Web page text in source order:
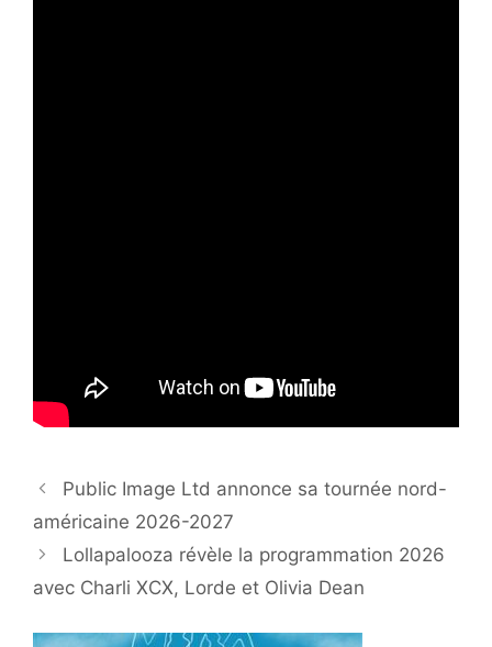
Public Image Ltd annonce sa tournée nord-
américaine 2026-2027
Lollapalooza révèle la programmation 2026
avec Charli XCX, Lorde et Olivia Dean